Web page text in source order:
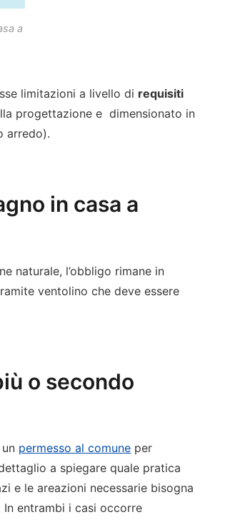
a
limitazioni a livello di requisiti
progettazione e dimensionato in
arredo).
in casa a
naturale, l’obbligo rimane in
ventolino che deve essere
o secondo
permesso al comune per
a spiegare quale pratica
e le areazioni necessarie bisogna
In entrambi i casi occorre